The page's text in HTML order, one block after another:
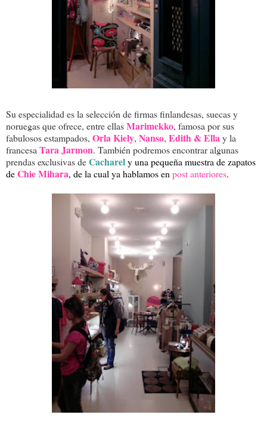
Su especialidad es la selección de firmas finlandesas, suecas y
noruegas que ofrece, entre ellasMarimekko, famosa por sus
fabulosos estampados, Orla Kiely, Nanso, Edith & Ellay la
francesa Tara Jarmon. También podremos encontrar algunas
prendas exclusivas deCacharely una pequeña muestra de zapatos
deChie Mihara, de la cual ya hablamos en post anteriores.